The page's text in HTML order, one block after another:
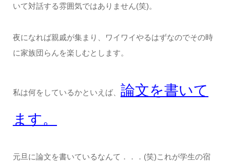
いて対話する雰囲気ではありません(笑)。
夜になれば親戚が集まり、ワイワイやるはずなのでその時
に家族団らんを楽しむとします。
私は何をしているかといえば、 論文を書いて
ます。
元旦に論文を書いているなんて．．．(笑)これが学生の宿